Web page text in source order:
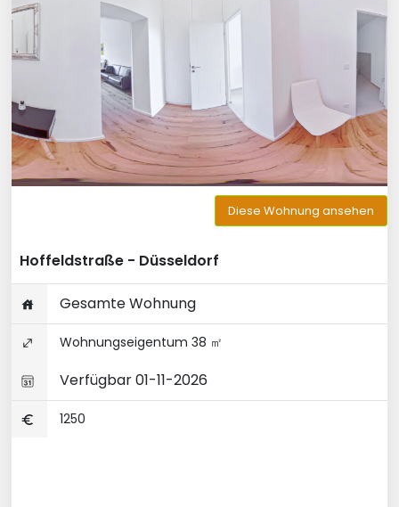
Diese Wohnung ansehen
Hoffeldstraße - Düsseldorf
Gesamte Wohnung
Wohnungseigentum 38 ㎡
Verfügbar 01-11-2026
1250